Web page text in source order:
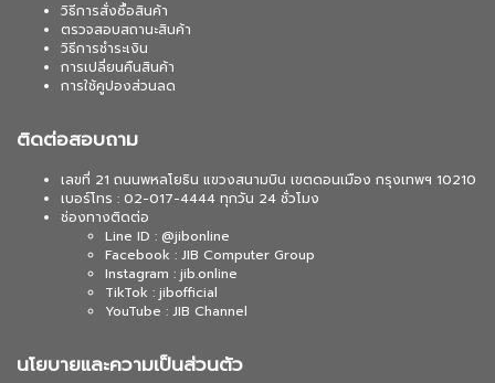
วิธีการสั่งซื้อสินค้า
ตรวจสอบสถานะสินค้า
วิธีการชำระเงิน
การเปลี่ยนคืนสินค้า
การใช้คูปองส่วนลด
ติดต่อสอบถาม
เลขที่ 21 ถนนพหลโยธิน แขวงสนามบิน เขตดอนเมือง กรุงเทพฯ 10210
เบอร์โทร : 02-017-4444 ทุกวัน 24 ชั่วโมง
ช่องทางติดต่อ
Line ID : @jibonline
Facebook : JIB Computer Group
Instagram : jib.online
TikTok : jibofficial
YouTube : JIB Channel
นโยบายและความเป็นส่วนตัว